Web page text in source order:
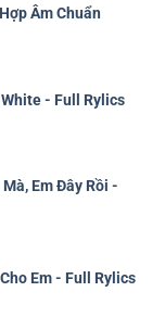
Âm Chuẩn
- Full Rylics
Em Đây Rồi -
Em - Full Rylics